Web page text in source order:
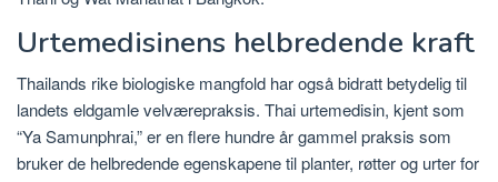
Urtemedisinens helbredende kraft
Thailands rike biologiske mangfold har også bidratt betydelig til
landets eldgamle velværepraksis. Thai urtemedisin, kjent som
“Ya Samunphrai,” er en flere hundre år gammel praksis som
bruker de helbredende egenskapene til planter, røtter og urter for